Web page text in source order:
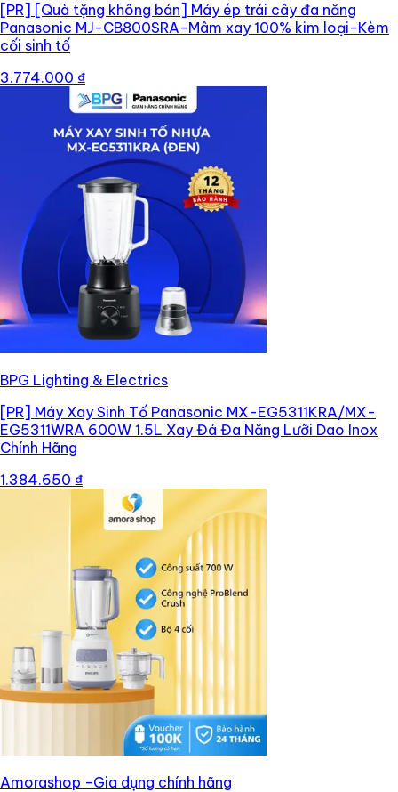
[PR] [Quà tặng không bán] Máy ép trái cây đa năng
Panasonic MJ-CB800SRA-Mâm xay 100% kim loại-Kèm
cối sinh tố
3.774.000 ₫
BPG Lighting & Electrics
[PR] Máy Xay Sinh Tố Panasonic MX-EG5311KRA/MX-
EG5311WRA 600W 1.5L Xay Đá Đa Năng Lưỡi Dao Inox
Chính Hãng
1.384.650 ₫
Amorashop -Gia dụng chính hãng